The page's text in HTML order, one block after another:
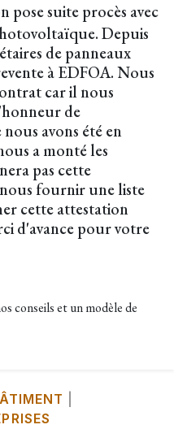
pose suite procès avec
Depuis
de panneaux
à EDFOA. Nous
car il nous
de
avons été en
a monté les
pas cette
fournir une liste
cette attestation
d'avance pour votre
conseils et un modèle de